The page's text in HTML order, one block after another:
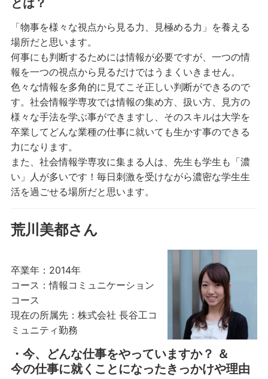
とは？
「物事を様々な視点から見る力、見極める力」を養える
場所だと思います。
何事にも判断するためには情報が必要ですが、一つの情
報を一つの視点から見るだけではうまくいきません。
色々な情報を多角的に見てこそ正しい判断ができるので
す。社会情報学専攻では情報の集め方、扱い方、見方の
様々な手法を学ぶ事ができますし、そのスキルは大学を
卒業してどんな業種の仕事に就いても生かす事のできる
力になります。
また、社会情報学専攻に集まる人は、先生も学生も「濃
い」人が多いです！毎日刺激を受けながら濃密な学生生
活を過ごせる場所だと思います。
荒川美都さん
卒業年：2014年
コース：情報コミュニケーション
コース
現在の所属先：株式会社 長谷工コ
ミュニティ勤務
・今、どんな仕事をやっていますか？ ＆
今の仕事に就くことになったきっかけや理由